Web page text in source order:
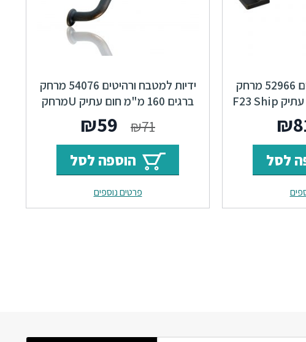
ידיות למטבח ורהיטים 52966 מרחק
₪
הנוכחי
הוא:
₪81.
לסל
ידיות למטבח ורהיטים 54076 מרחק
ברגים 160 מ"מ חום עתיק Uמרחק
₪71
המחיר
המקורי
היה:
₪71.
₪59
הנוכחי
הוא:
₪59.
הוספה לסל
פרטים נוספים